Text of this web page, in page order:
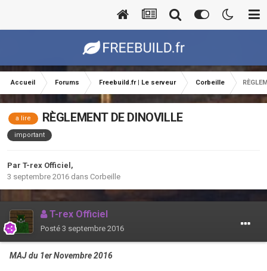
Accueil Forums Freebuild.fr | Le serveur Corbeille
a lire RÈGLEMENT DE DINOVILLE
important
Par T-rex Officiel ,
3 septembre 2016 dans Corbeille
T-rex Officiel
Posté 3 septembre 2016
MAJ du 1er Novembre 2016